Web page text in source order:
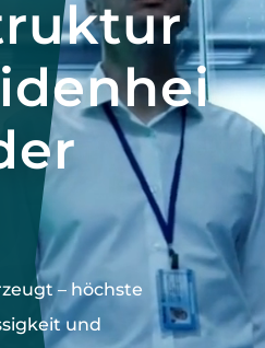
– höchste
und